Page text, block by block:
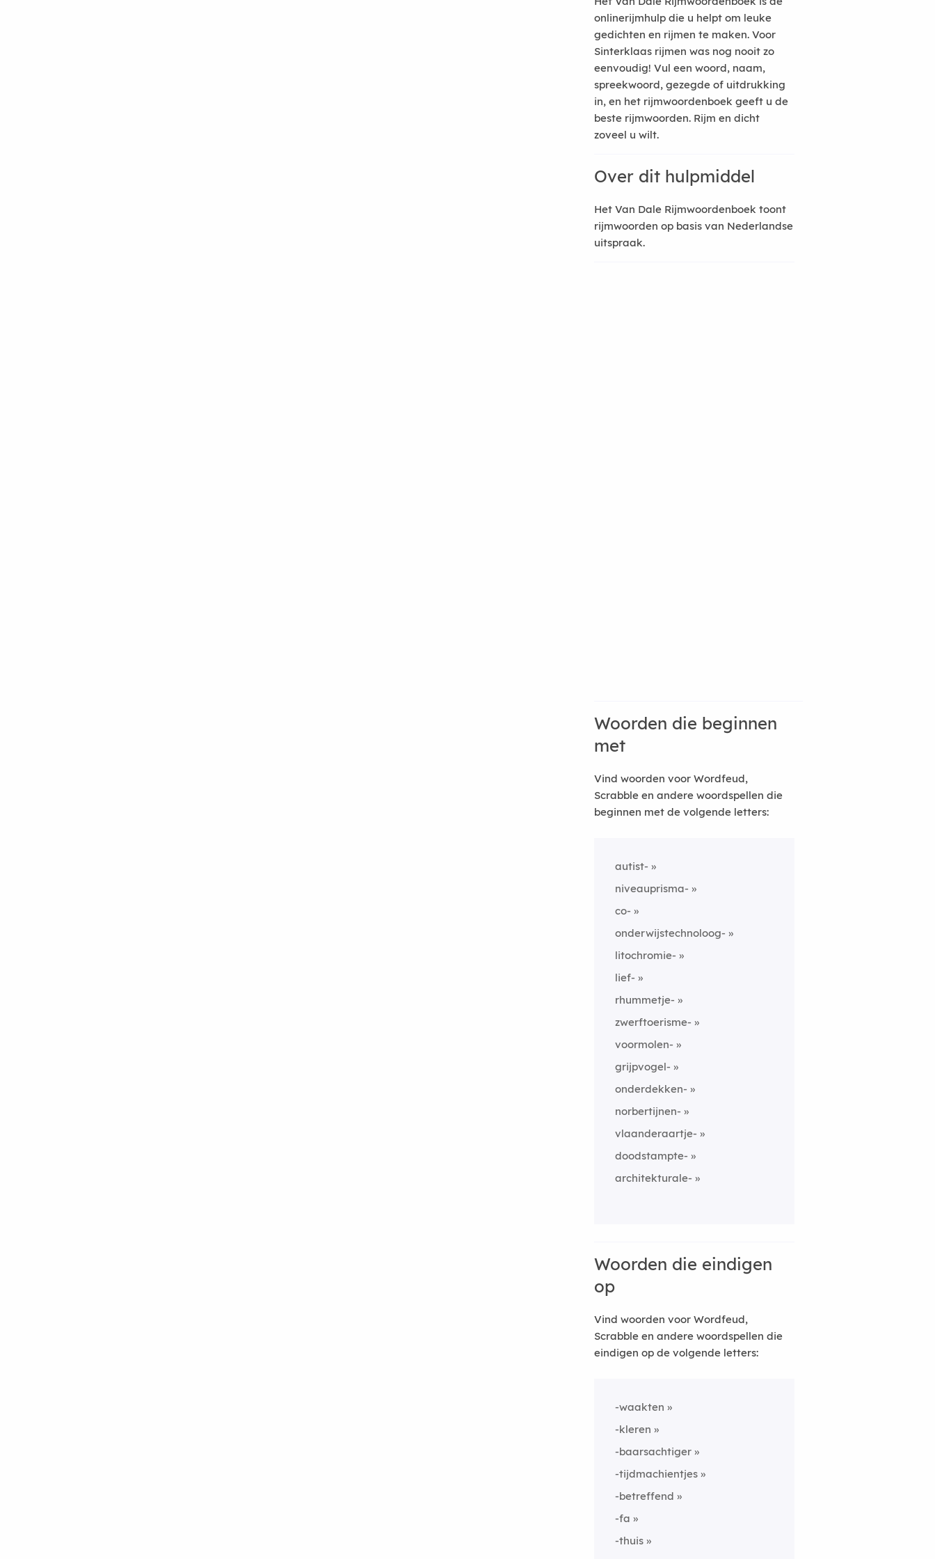
onlinerijmhulp die u helpt om leuke
gedichten en rijmen te maken. Voor
Sinterklaas rijmen was nog nooit zo
eenvoudig! Vul een woord, naam,
spreekwoord, gezegde of uitdrukking
in, en het rijmwoordenboek geeft u de
beste rijmwoorden. Rijm en dicht
zoveel u wilt.
Over dit hulpmiddel
Het Van Dale Rijmwoordenboek toont
rijmwoorden op basis van Nederlandse
uitspraak.
Woorden die beginnen
met
Vind woorden voor Wordfeud,
Scrabble en andere woordspellen die
beginnen met de volgende letters:
autist-
niveauprisma-
co-
onderwijstechnoloog-
litochromie-
lief-
rhummetje-
zwerftoerisme-
voormolen-
grijpvogel-
onderdekken-
norbertijnen-
vlaanderaartje-
doodstampte-
architekturale-
Woorden die eindigen
op
Vind woorden voor Wordfeud,
Scrabble en andere woordspellen die
eindigen op de volgende letters:
-waakten
-kleren
-baarsachtiger
-tijdmachientjes
-betreffend
-fa
-thuis